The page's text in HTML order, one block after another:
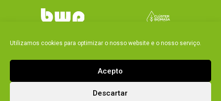
Utilizamos cookies para optimizar o nosso website e o nosso serviço.
Acepto
Descartar